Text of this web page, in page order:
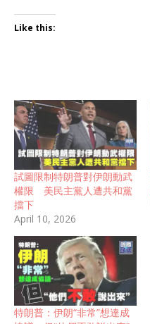
Like this:
試圖限制特朗普對伊朗動武
權限 美民主黨人遭共和黨
擋下
April 10, 2026
特朗普：伊朗“非常”想達成